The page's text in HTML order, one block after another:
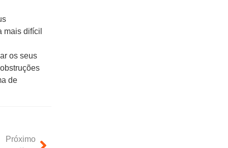
mais difícil
os seus
de
Próximo